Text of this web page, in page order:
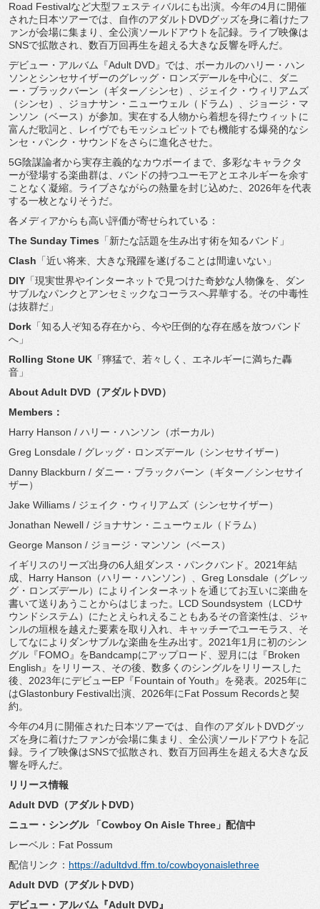
Road Festivalなど大型フェスティバルにも出演。 今年の4月に開催
された日本ツアーでは、
自作のアダルトDVDグッズを身に着けたフ
ァンが会場に集まり、 全公演ソールドアウトを記録。ライブ映像は
SNSで拡散され、 数百万回再生を超える大きな反響を呼んだ。
デビュー・アルバム『Adult DVD』では、ボーカルのハリー・ ハン
ソンとシンセサイザーのグレッグ・ロンズデールを中心に、
ダニ
ー・ブラックバーン（ギター／シンセ）、ジェイク・ ウィリアムズ
（シンセ）、ジョナサン・ニューウェル（ドラム）、 ジョージ・マ
ンソン（ベース）が参加。 実在する人物から着想を得たウィットに
富んだ歌詞と、
レイヴでもモッシュピットでも機能する爆発的なシ
ンセ・パンク・ サウンドをさらに進化させた。
5G陰謀論者から実存主義的なカウボーイまで、 多彩なキャラクタ
ーが登場する楽曲群は、 バンドの持つユーモアとエネルギーを余す
ことなく凝縮。 ライブさながらの熱量を封じ込めた、 2026年を代表
する一枚となりそうだ。
各メディアからも高い評価が寄せられている：
The Sunday Times 「新たな話題を生み出す術を知るバンド」
Clash 「近い将来、大きな飛躍を遂げることは間違いない」
DIY 「現実世界やインターネットで見つけた奇妙な人物像を、
ダン
サブルなパンクとアンセミックなコーラスへ昇華する。 その中毒性
は抜群だ」
Dork 「知る人ぞ知る存在から、 今や圧倒的な存在感を放つバンド
へ」
Rolling Stone UK 「獰猛で、若々しく、エネルギーに満ちた轟
音」
About Adult DVD（アダルトDVD）
Members：
Harry Hanson / ハリー・ハンソン（ボーカル）
Greg Lonsdale / グレッグ・ロンズデール（シンセサイザー）
Danny Blackburn / ダニー・ブラックバーン（ギター／シンセサイ
ザー）
Jake Williams / ジェイク・ウィリアムズ（シンセサイザー）
Jonathan Newell / ジョナサン・ニューウェル（ドラム）
George Manson / ジョージ・マンソン（ベース）
イギリスのリーズ出身の6人組ダンス・パンクバンド。 2021年結
成、Harry Hanson（ハリー・ハンソン）、Greg Lonsdale（グレッ
グ・ロンズデール） によりインターネットを通じてお互いに楽曲を
書いて送りあうことからはじまった。LCD Soundsystem（LCDサ
ウンドシステム） にたとえられえることもあるその音楽性は、 ジャ
ンルの垣根を越えた要素を取り入れ、 キャッチーでユーモラス、 そ
してなによりダンサブルな楽曲を生み出す。 2021年1月に初のシン
グル『FOMO』 をBandcampにアップロード、翌月には『Broken
English』をリリース、その後、 数多くのシングルをリリースした
後、2023年にデビューEP『Fountain of Youth』を発表。2025年に
はGlastonbury Festival出演、2026年にFat Possum Recordsと契
約。
今年の4月に開催された日本ツアーでは、
自作のアダルトDVDグッ
ズを身に着けたファンが会場に集まり、 全公演ソールドアウトを記
録。ライブ映像はSNSで拡散され、 数百万回再生を超える大きな反
響を呼んだ。
リリース情報
Adult DVD（アダルトDVD）
ニュー・シングル 「Cowboy On Aisle Three」配信中
レーベル：Fat Possum
配信リンク： https://adultdvd.ffm.to/cowboyonaislethree
Adult DVD（アダルトDVD）
デビュー・アルバム『Adult DVD』